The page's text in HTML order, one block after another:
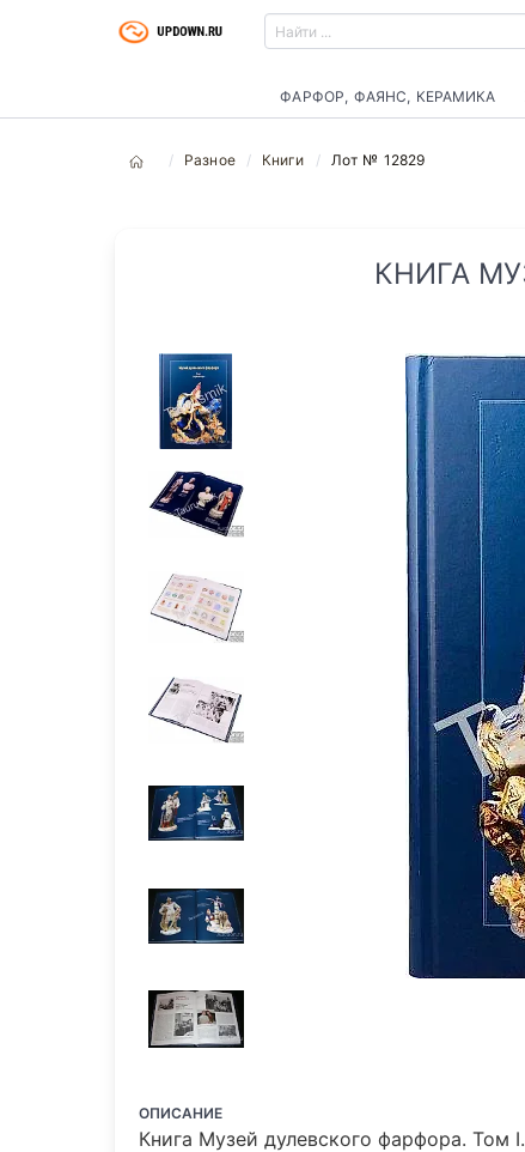
ФАРФОР, ФАЯНС, КЕРАМИКА
Разное Книги Лот № 12829
КНИГА
ОПИСАНИЕ
Книга Музей дулевского фарфора.